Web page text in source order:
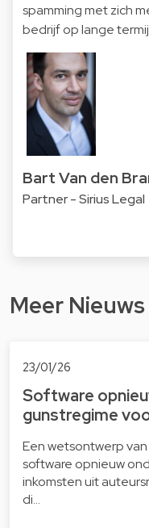
spamming met zich
bedrijf op lange
Bart Van den
Partner - Sirius Legal
Meer
23/01/26
Software
gunstregime
Een wetsontwerp
software opnieuw
inkomsten uit
di…